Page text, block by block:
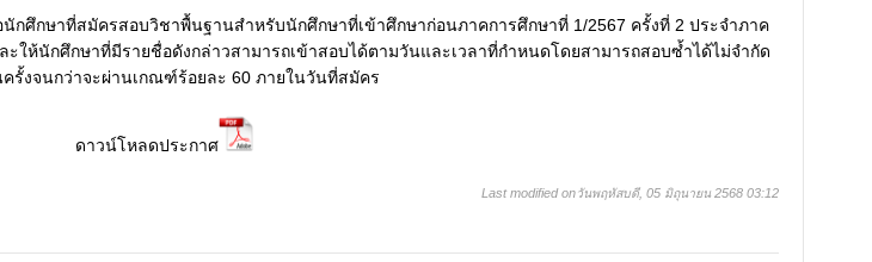
กศึกษาที่สมัครสอบวิชาพื้นฐานสำหรับนักศึกษาที่เข้าศึกษาก่อนภาคการศึกษาที่ 1/2567 ครั้งที่ 2 ประจำภาค
ให้นักศึกษาที่มีรายชื่อดังกล่าวสามารถเข้าสอบได้ตามวันและเวลาที่กำหนดโดยสามารถสอบซ้ำได้ไม่จำกัด
รั้งจนกว่าจะผ่านเกณฑ์ร้อยละ 60 ภายในวันที่สมัคร
ดาวน์โหลดประกาศ
Last modified onวันพฤหัสบดี, 05 มิถุนายน 2568 03:12